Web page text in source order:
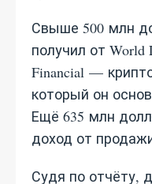
Свыше 500 млн
получил от World
Financial —
который он
Ещё 635 млн
доход от
Судя по отчёту,